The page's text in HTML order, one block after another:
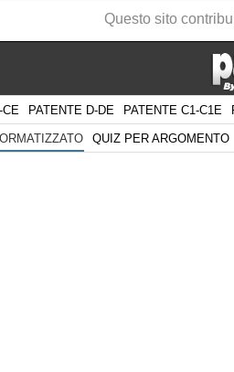
CE PATENTE D-DE PATENTE C1-C1E
QUIZ PER ARGOMENTO
Questo sito